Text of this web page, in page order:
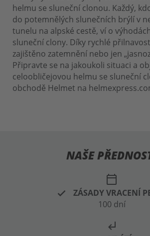
helmu se sluneční clonou. Každý,
do potemnělých slunečních brýlí v
tunelu na alpské cestě, ví o
sluneční clony. Díky rychlé
zajištěno zatemnění nebo jen
Připravte se na jakoukoli situaci a
celoobličejovou helmu se sluneční
obchodě Helmet na
NAŠE
calendar_today
ZÁSADY VRACENÍ
100 dní
subdirectory_arrow_left